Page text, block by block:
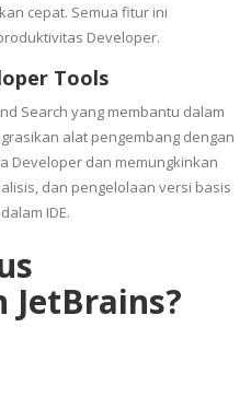
cepat. Semua fitur ini
Developer.
Tools
Search yang membantu dalam
alat pengembang dengan
Developer dan memungkinkan
dan pengelolaan versi basis
IDE.
JetBrains?